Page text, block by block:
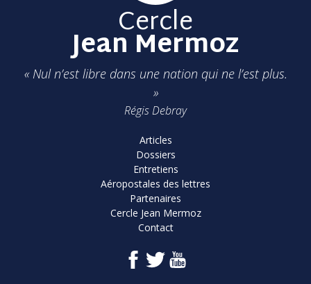
Cercle
Jean Mermoz
« Nul n’est libre dans une nation qui ne l’est plus.
»
Régis Debray
Articles
Dossiers
Entretiens
Aéropostales des lettres
Partenaires
Cercle Jean Mermoz
Contact